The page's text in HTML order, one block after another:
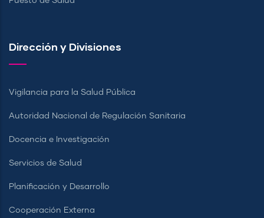
Dirección y Divisiones
Vigilancia para la Salud Pública
Autoridad Nacional de Regulación Sanitaria
Docencia e Investigación
Servicios de Salud
Planificación y Desarrollo
Cooperación Externa